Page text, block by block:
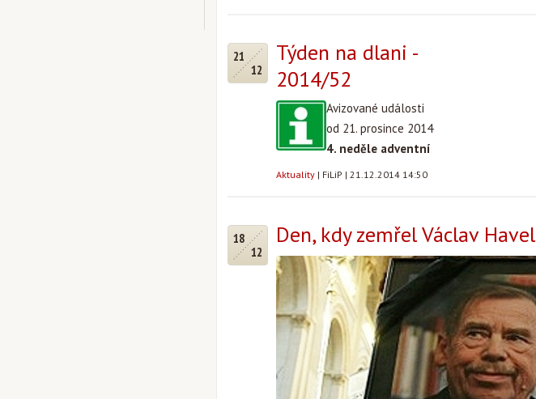
21
12
Týden na dlani -
2014/52
Avizované události
od 21. prosince 2014
4. neděle adventní
Aktuality | FiLiP | 21.12.2014 14:50
18
12
Den, kdy zemřel Václav Havel